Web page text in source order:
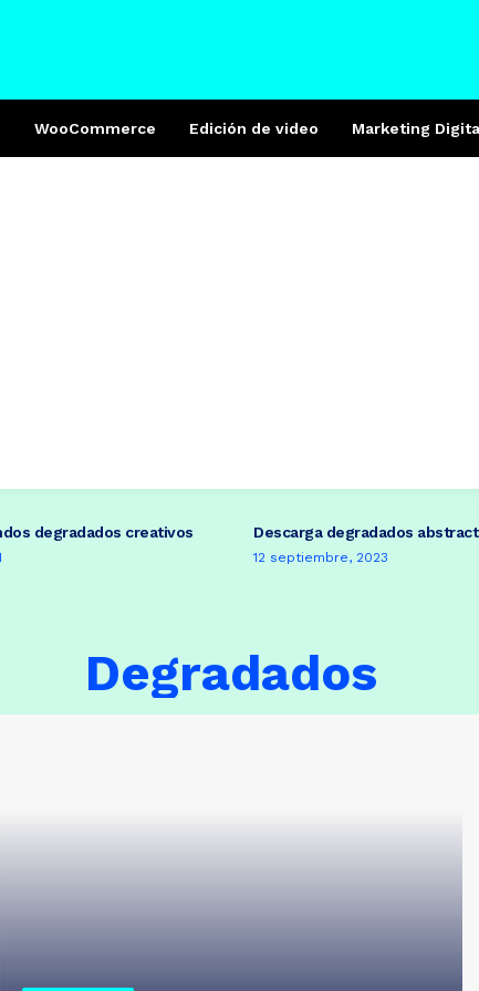
WooCommerce Edición de video Marketing
degradados creativos Descarga degradados
12 septiembre, 2023
Degradados